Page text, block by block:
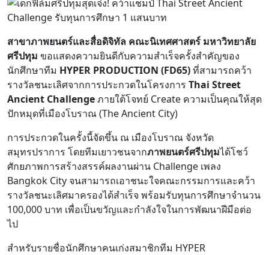
สาขาภาพยนตร์และสื่อดิจิทัล คณะนิเทศศาสตร์ มหาวิทยาลัย
ศรีปทุม ขอแสดงความยินดีกับความสำเร็จครั้งสำคัญของ
นักศึกษาทีม HYPER PRODUCTION (FD65)ที่สามารถคว้า
รางวัลชนะเลิศจากการประกวดในโครงการ Thai Street
Ancient Challengeภายใต้โจทย์ Create ความเป็นคุณให้สุด
ปักหมุดที่เมืองโบราณ (The Ancient City)
การประกวดในครั้งนี้จัดขึ้น ณ เมืองโบราณ จังหวัด
สมุทรปราการ โดยทีมเยาวชนจากภาพยนตร์ศรีปทุมได้โชว์
ศักยภาพการสร้างสรรค์ผลงานผ่าน Challenge เพลง
Bangkok City จนสามารถเอาชนะใจคณะกรรมการและคว้า
รางวัลชนะเลิศมาครองได้สำเร็จ พร้อมรับทุนการศึกษาจำนวน
100,000 บาท เพื่อเป็นขวัญและกำลังใจในการพัฒนาฝีมือต่อ
ไป
สำหรับรายชื่อนักศึกษาคนเก่งสมาชิกทีม HYPER